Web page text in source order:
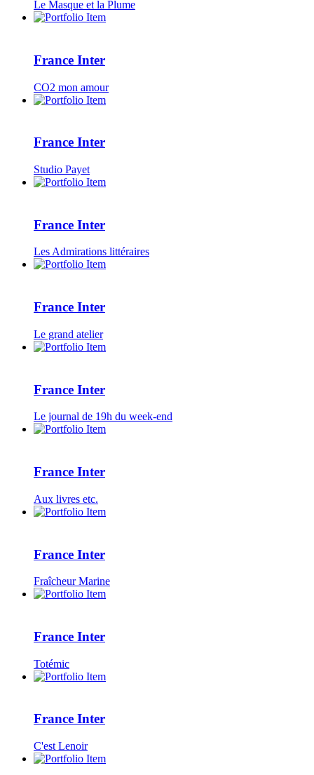
Le Masque et la Plume
France Inter
CO2 mon amour
France Inter
Studio Payet
France Inter
Les Admirations littéraires
France Inter
Le grand atelier
France Inter
Le journal de 19h du week-end
France Inter
Aux livres etc.
France Inter
Fraîcheur Marine
France Inter
Totémic
France Inter
C'est Lenoir